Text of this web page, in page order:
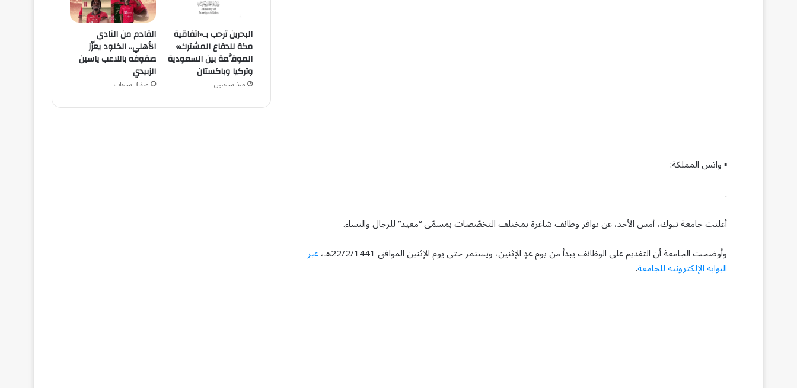
▪︎ واتس المملكة:
.
أعلنت جامعة تبوك، أمس الأحد، عن توافر وظائف شاغرة بمختلف التخصّصات بمسمّى “معيد” للرجال والنساء.
وأوضحت الجامعة أن التقديم على الوظائف يبدأ من يوم غدٍ الإثنين، ويستمر حتى يوم الإثنين الموافق 22/2/1441هـ،
عبر
البوابة الإلكترونية للجامعة.
البحرين ترحب بـ«اتفاقية
مكة للدفاع المشترك»
الموقَّعة بين السعودية
وتركيا وباكستان
منذ ساعتين
القادم من النادي
الأهلي.. الخلود يعزّز
صفوفه باللاعب ياسين
الزبيدي
منذ 3 ساعات